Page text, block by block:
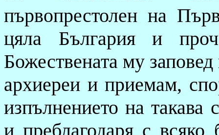
първопрестолен на
цяла България и
Божествената му
ар­хиереи и приемам,
изпълнението на такава
и преблагодаря с всяко